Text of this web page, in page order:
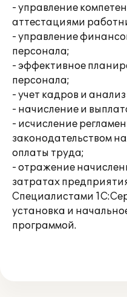
- управление
аттестациями
- управление
персонала;
- эффективное
персонала;
- учет кадров и
- начисление и
- исчисление
законодательством
оплаты труда;
- отражение
затратах
Специалистами
установка и
программой.